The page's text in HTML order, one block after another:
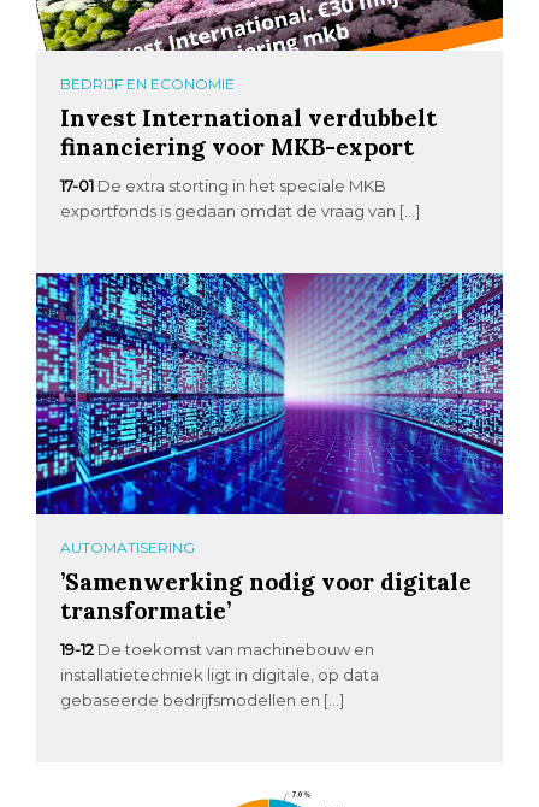
BEDRIJF EN ECONOMIE
Invest International verdubbelt
financiering voor MKB-export
17-01 De extra storting in het speciale MKB
exportfonds is gedaan omdat de vraag van […]
AUTOMATISERING
’Samenwerking nodig voor digitale
transformatie’
19-12 De toekomst van machinebouw en
installatietechniek ligt in digitale, op data
gebaseerde bedrijfsmodellen en […]